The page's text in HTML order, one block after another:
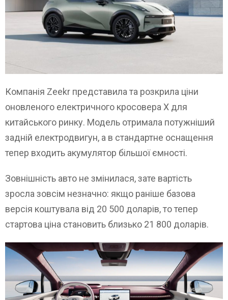
Компанія Zeekr представила та розкрила ціни
оновленого електричного кросовера X для
китайського ринку. Модель отримала потужніший
задній електродвигун, а в стандартне оснащення
тепер входить акумулятор більшої ємності.
Зовнішність авто не змінилася, зате вартість
зросла зовсім незначно: якщо раніше базова
версія коштувала від 20 500 доларів, то тепер
стартова ціна становить близько 21 800 доларів.